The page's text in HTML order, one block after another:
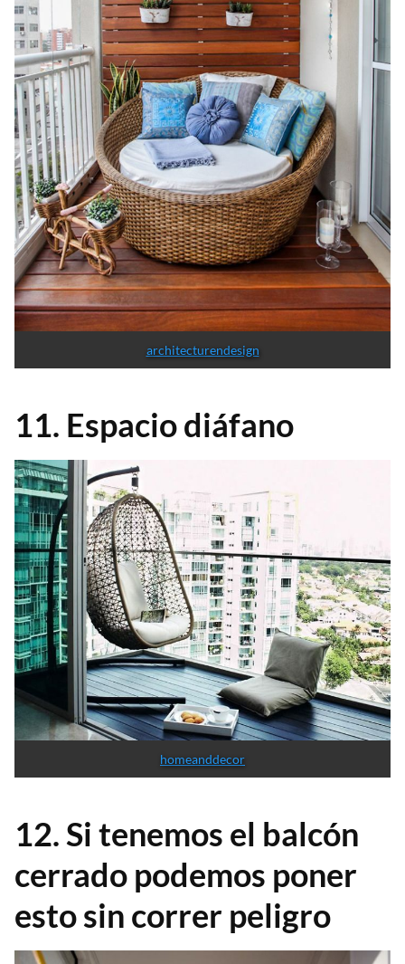
architecturendesign
11. Espacio diáfano
homeanddecor
12. Si tenemos el balcón
cerrado podemos poner
esto sin correr peligro